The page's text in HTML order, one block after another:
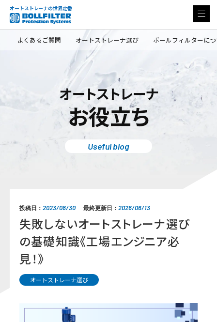
オートストレーナの世界定番
よくあるご質問 オートストレーナ選び ボールフィルターに
オートストレーナ
お役立ち
Useful blog
投稿日： 2023/08/30 最終更新日： 2026/06/13
失敗しないオートストレーナ選び
の基礎知識《工場エンジニア必
見！》
オートストレーナ選び